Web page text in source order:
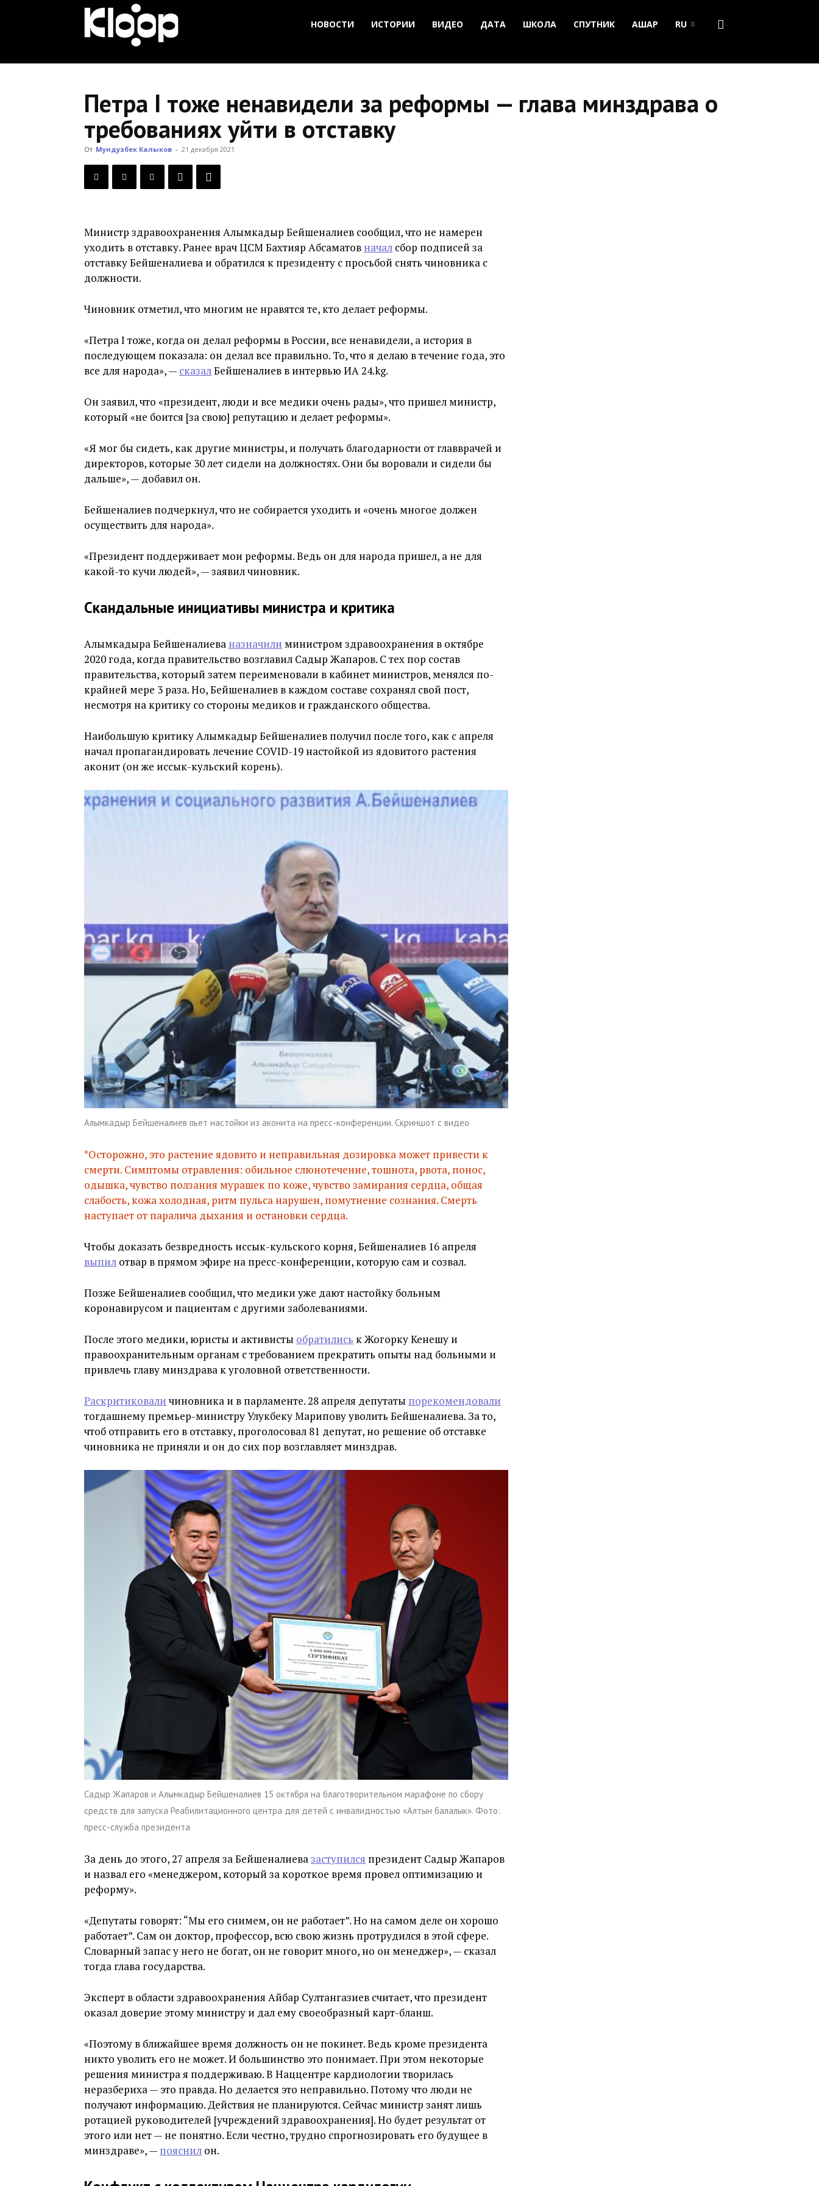
Кыргызстана
НОВОСТИ ИСТОРИИ ВИДЕО ДАТА ШКОЛА СПУТНИК АШАР RU
Петра I тоже ненавидели за реформы — глава минздрава о
требованиях уйти в отставку
От Мундузбек Калыков - 21 декабря 2021
Министр здравоохранения Алымкадыр Бейшеналиев сообщил, что не намерен
уходить в отставку. Ранее врач ЦСМ Бахтияр Абсаматов начал сбор подписей за
отставку Бейшеналиева и обратился к президенту с просьбой снять чиновника с
должности.
Чиновник отметил, что многим не нравятся те, кто делает реформы.
«Петра I тоже, когда он делал реформы в России, все ненавидели, а история в
последующем показала: он делал все правильно. То, что я делаю в течение года, это
все для народа», — сказалБейшеналиев в интервью ИА 24.kg.
Он заявил, что «президент, люди и все медики очень рады», что пришел министр,
который «не боится [за свою] репутацию и делает реформы».
«Я мог бы сидеть, как другие министры, и получать благодарности от главврачей и
директоров, которые 30 лет сидели на должностях. Они бы воровали и сидели бы
дальше», — добавил он.
Бейшеналиев подчеркнул, что не собирается уходить и «очень многое должен
осуществить для народа».
«Президент поддерживает мои реформы. Ведь он для народа пришел, а не для
какой-то кучи людей», — заявил чиновник.
Скандальные инициативы министра и критика
Алымкадыра Бейшеналиева назначили министром здравоохранения в октябре
2020 года, когда правительство возглавил Садыр Жапаров. С тех пор состав
правительства, который затем переименовали в кабинет министров, менялся по-
крайней мере 3 раза. Но, Бейшеналиев в каждом составе сохранял свой пост,
несмотря на критику со стороны медиков и гражданского общества.
Наибольшую критику Алымкадыр Бейшеналиев получил после того, как с апреля
начал пропагандировать лечение COVID-19 настойкой из ядовитого растения
аконит (он же иссык-кульский корень).
Алымкадыр Бейшеналиев пьет настойки из аконита на пресс-конференции. Скриншот с видео
*Осторожно, это растение ядовито и неправильная дозировка может привести к
смерти. Симптомы отравления: обильное слюнотечение, тошнота, рвота, понос,
одышка, чувство ползания мурашек по коже, чувство замирания сердца, общая
слабость, кожа холодная, ритм пульса нарушен, помутнение сознания. Смерть
наступает от паралича дыхания и остановки сердца.
Чтобы доказать безвредность иссык-кульского корня, Бейшеналиев 16 апреля
выпил отвар в прямом эфире на пресс-конференции, которую сам и созвал.
Позже Бейшеналиев сообщил, что медики уже дают настойку больным
коронавирусом и пациентам с другими заболеваниями.
После этого медики, юристы и активисты обратились к Жогорку Кенешу и
правоохранительным органам с требованием прекратить опыты над больными и
привлечь главу минздрава к уголовной ответственности.
Раскритиковали чиновника и в парламенте. 28 апреля депутаты порекомендовали
тогдашнему премьер-министру Улукбеку Марипову уволить Бейшеналиева. За то,
чтоб отправить его в отставку, проголосовал 81 депутат, но решение об отставке
чиновника не приняли и он до сих пор возглавляет минздрав.
Садыр Жапаров и Алымкадыр Бейшеналиев 15 октября на благотворительном марафоне по сбору
средств для запуска Реабилитационного центра для детей с инвалидностью «Алтын балалык». Фото:
пресс-служба президента
За день до этого, 27 апреля за Бейшеналиевазаступился президент Садыр Жапаров
и назвал его «менеджером, который за короткое время провел оптимизацию и
реформу».
«Депутаты говорят: “Мы его снимем, он не работает”. Но на самом деле он хорошо
работает”. Сам он доктор, профессор, всю свою жизнь протрудился в этой сфере.
Словарный запас у него не богат, он не говорит много, но он менеджер», — сказал
тогда глава государства.
Эксперт в области здравоохранения Айбар Султангазиев считает, что президент
оказал доверие этому министру и дал ему своеобразный карт-бланш.
«Поэтому в ближайшее время должность он не покинет. Ведь кроме президента
никто уволить его не может. И большинство это понимает. При этом некоторые
решения министра я поддерживаю. В Наццентре кардиологии творилась
неразбериха — это правда. Но делается это неправильно. Потому что люди не
получают информацию. Действия не планируются. Сейчас министр занят лишь
ротацией руководителей [учреждений здравоохранения]. Но будет результат от
этого или нет — не понятно. Если честно, трудно спрогнозировать его будущее в
минздраве», — пояснил он.